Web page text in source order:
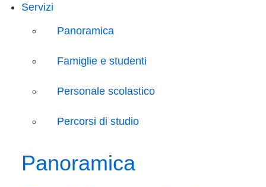
Servizi
Panoramica
Famiglie e studenti
Personale scolastico
Percorsi di studio
Panoramica